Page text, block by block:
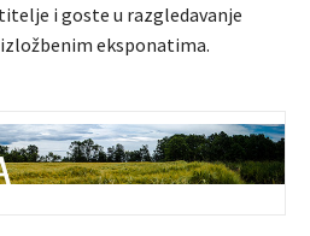
i goste u razgledavanje
eksponatima.